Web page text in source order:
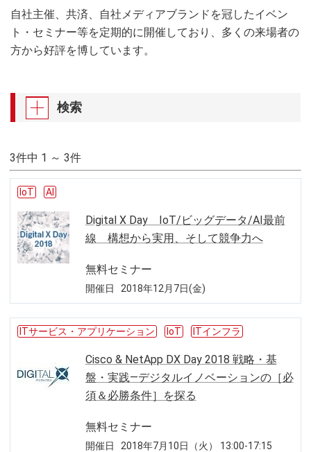
く
ず
自社主催、共済、自社メディアブランドを冠したイベン
ト・セミナー等を定期的に開催しており、多くの来場者の
方から好評を博しています。
検索
3件中 1 ～ 3件
IoT AI
Digital X Day IoT/ビッグデータ/AI最前
線 構想から実用、そして競争力へ
無料セミナー
開催日 2018年12月7日(金)
ITサービス・アプリケーション IoT ITインフラ
Cisco & NetApp DX Day 2018 戦略・基
盤・実践―デジタルイノベーションの［必
須＆必勝条件］を探る
無料セミナー
開催日 2018年7月10日（火） 13:00-17:15